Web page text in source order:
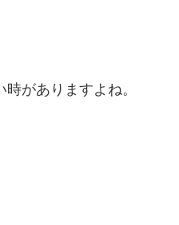
がありますよね。